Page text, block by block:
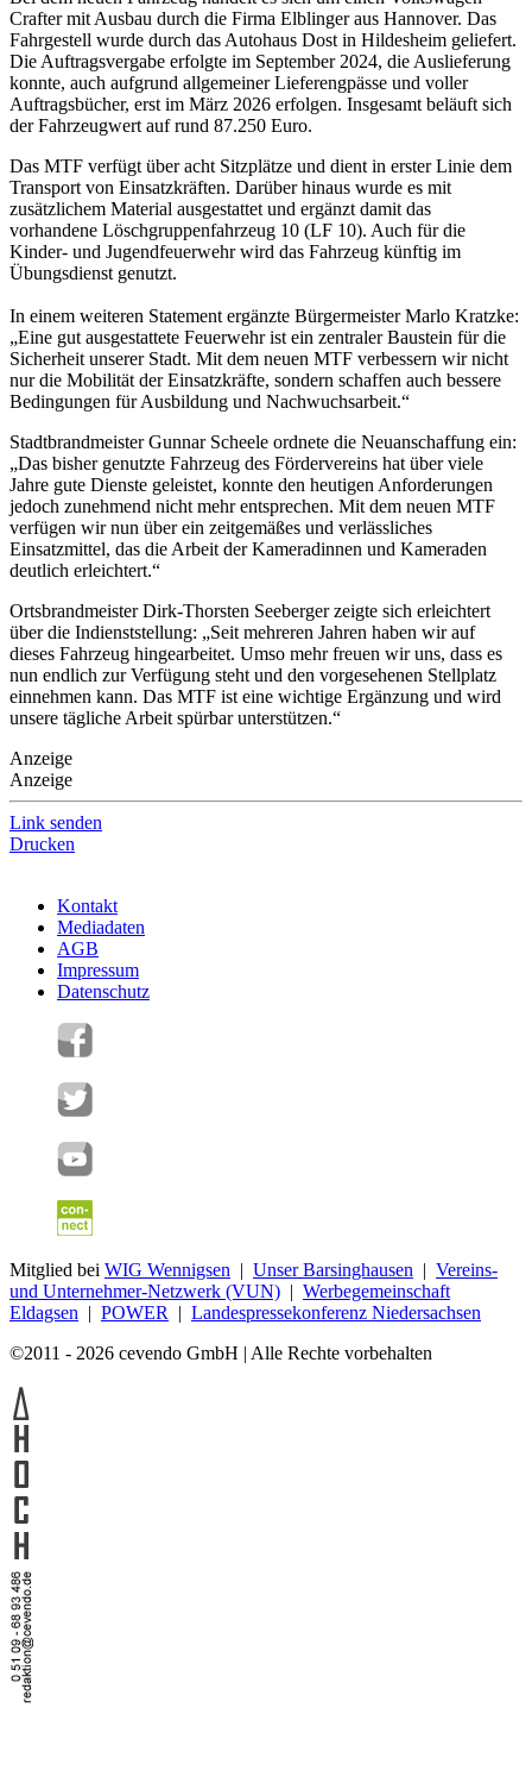
Crafter mit Ausbau durch die Firma Elblinger aus Hannover. Das
Fahrgestell wurde durch das Autohaus Dost in Hildesheim geliefert.
Die Auftragsvergabe erfolgte im September 2024, die Auslieferung
konnte, auch aufgrund allgemeiner Lieferengpässe und voller
Auftragsbücher, erst im März 2026 erfolgen. Insgesamt beläuft sich
der Fahrzeugwert auf rund 87.250 Euro.
Das MTF verfügt über acht Sitzplätze und dient in erster Linie dem
Transport von Einsatzkräften. Darüber hinaus wurde es mit
zusätzlichem Material ausgestattet und ergänzt damit das
vorhandene Löschgruppenfahrzeug 10 (LF 10). Auch für die
Kinder- und Jugendfeuerwehr wird das Fahrzeug künftig im
Übungsdienst genutzt.
In einem weiteren Statement ergänzte Bürgermeister Marlo Kratzke:
„Eine gut ausgestattete Feuerwehr ist ein zentraler Baustein für die
Sicherheit unserer Stadt. Mit dem neuen MTF verbessern wir nicht
nur die Mobilität der Einsatzkräfte, sondern schaffen auch bessere
Bedingungen für Ausbildung und Nachwuchsarbeit.“
Stadtbrandmeister Gunnar Scheele ordnete die Neuanschaffung ein:
„Das bisher genutzte Fahrzeug des Fördervereins hat über viele
Jahre gute Dienste geleistet, konnte den heutigen Anforderungen
jedoch zunehmend nicht mehr entsprechen. Mit dem neuen MTF
verfügen wir nun über ein zeitgemäßes und verlässliches
Einsatzmittel, das die Arbeit der Kameradinnen und Kameraden
deutlich erleichtert.“
Ortsbrandmeister Dirk-Thorsten Seeberger zeigte sich erleichtert
über die Indienststellung: „Seit mehreren Jahren haben wir auf
dieses Fahrzeug hingearbeitet. Umso mehr freuen wir uns, dass es
nun endlich zur Verfügung steht und den vorgesehenen Stellplatz
einnehmen kann. Das MTF ist eine wichtige Ergänzung und wird
unsere tägliche Arbeit spürbar unterstützen.“
Anzeige
Anzeige
Link senden
Drucken
Kontakt
Mediadaten
AGB
Impressum
Datenschutz
Mitglied bei WIG Wennigsen | Unser Barsinghausen | Vereins-
und Unternehmer-Netzwerk (VUN) | Werbegemeinschaft
Eldagsen | POWER | Landespressekonferenz Niedersachsen
©2011 - 2026 cevendo GmbH | Alle Rechte vorbehalten